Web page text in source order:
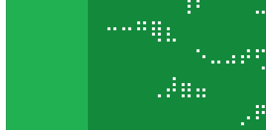
⠒⠒⠛⢿⣆⠀⠀⠀⠀
⠀⠀⠀⢀⡼⣶⣤⠀⠀